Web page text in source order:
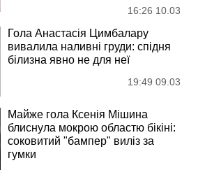
16:26 10.03
Гола Анастасія Цимбалару
вивалила наливні груди: спідня
білизна явно не для неї
19:49 09.03
Майже гола Ксенія Мішина
блиснула мокрою областю бікіні:
соковитий "бампер" виліз за
гумки